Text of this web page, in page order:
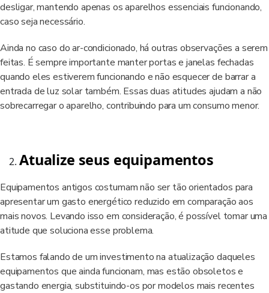
desligar, mantendo apenas os aparelhos essenciais funcionando,
caso seja necessário.
Ainda no caso do ar-condicionado, há outras observações a serem
feitas. É sempre importante manter portas e janelas fechadas
quando eles estiverem funcionando e não esquecer de barrar a
entrada de luz solar também. Essas duas atitudes ajudam a não
sobrecarregar o aparelho, contribuindo para um consumo menor.
Atualize seus equipamentos
Equipamentos antigos costumam não ser tão orientados para
apresentar um gasto energético reduzido em comparação aos
mais novos. Levando isso em consideração, é possível tomar uma
atitude que soluciona esse problema.
Estamos falando de um investimento na atualização daqueles
equipamentos que ainda funcionam, mas estão obsoletos e
gastando energia, substituindo-os por modelos mais recentes